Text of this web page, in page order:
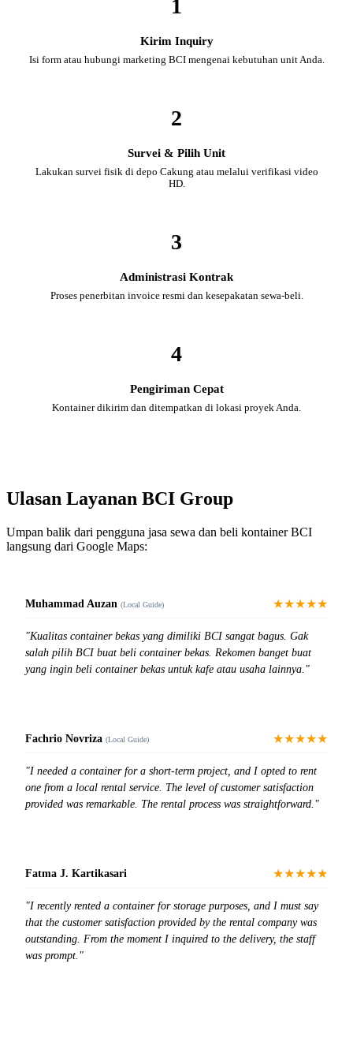
1
Kirim Inquiry
Isi form atau hubungi marketing BCI mengenai kebutuhan unit Anda.
2
Survei & Pilih Unit
Lakukan survei fisik di depo Cakung atau melalui verifikasi video
HD.
3
Administrasi Kontrak
Proses penerbitan invoice resmi dan kesepakatan sewa-beli.
4
Pengiriman Cepat
Kontainer dikirim dan ditempatkan di lokasi proyek Anda.
Ulasan Layanan BCI Group
Umpan balik dari pengguna jasa sewa dan beli kontainer BCI
langsung dari Google Maps:
Muhammad Auzan (Local Guide) ★★★★★
"Kualitas container bekas yang dimiliki BCI sangat bagus. Gak
salah pilih BCI buat beli container bekas. Rekomen banget buat
yang ingin beli container bekas untuk kafe atau usaha lainnya."
Fachrio Novriza (Local Guide) ★★★★★
"I needed a container for a short-term project, and I opted to rent
one from a local rental service. The level of customer satisfaction
provided was remarkable. The rental process was straightforward."
Fatma J. Kartikasari ★★★★★
"I recently rented a container for storage purposes, and I must say
that the customer satisfaction provided by the rental company was
outstanding. From the moment I inquired to the delivery, the staff
was prompt."